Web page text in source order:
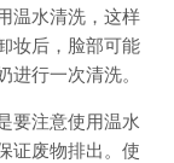
温水清洗，这样
妆后，脸部可能
进行一次清洗。
要注意使用温水
证废物排出。使